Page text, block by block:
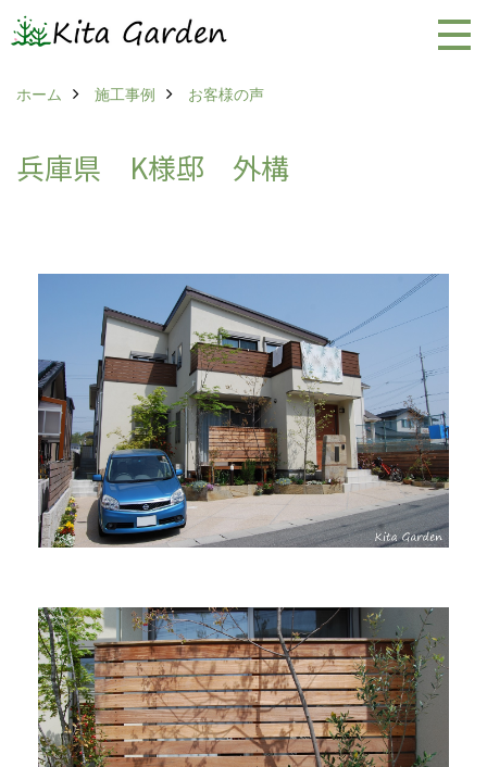
ホーム 施工事例 お客様の声
兵庫県 K様邸 外構